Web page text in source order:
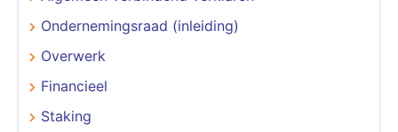
Ondernemingsraad (inleiding)
Overwerk
Financieel
Staking